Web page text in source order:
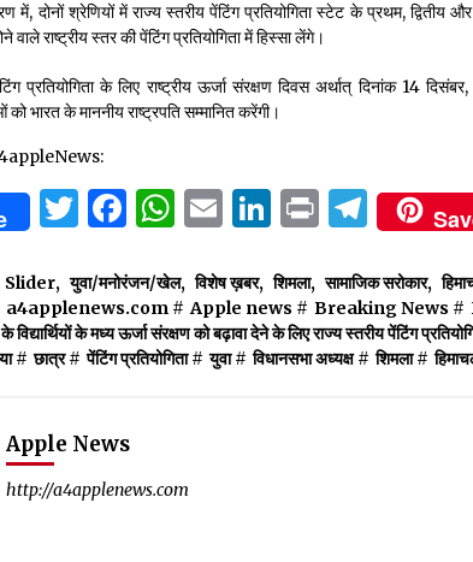
में, दोनों श्रेणियों में राज्य स्तरीय पेंटिंग प्रतियोगिता स्टेट के प्रथम, द्वितीय
वाले राष्ट्रीय स्तर की पेंटिंग प्रतियोगिता में हिस्सा लेंगे।
प्रतियोगिता के लिए राष्ट्रीय ऊर्जा संरक्षण दिवस अर्थात् दिनांक 14
को भारत के माननीय राष्ट्रपति सम्मानित करेंगी।
Twitter
Facebook
WhatsApp
EmailLinkedIn
Print
Slider, युवा/मनोरंजन/खेल, विशेष ख़बर, शिमला, सामाजिक सरोकार,
a4applenews.com # Apple news # Breaking News #
के मध्य ऊर्जा संरक्षण को बढ़ावा देने के लिए राज्य स्तरीय पेंटिंग
# छात्र# पेंटिंग प्रतियोगिता# युवा# विधानसभा अध्यक्ष# शिमला#
Apple News
http://a4applenews.com